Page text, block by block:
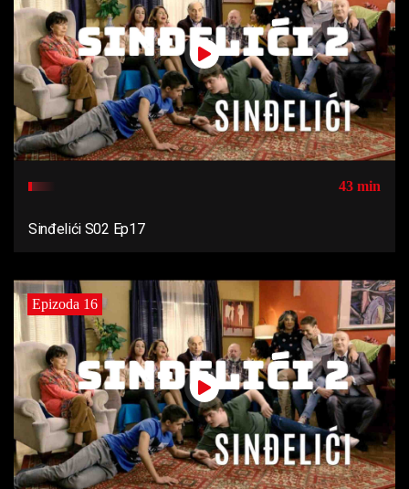
43 min
Sinđelići S02 Ep17
Epizoda 16